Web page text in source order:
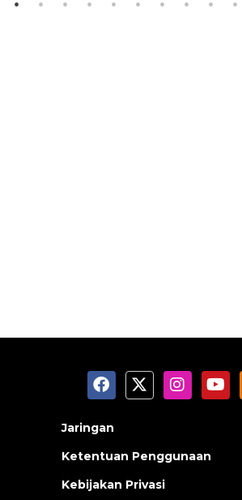
Jaringan
Ketentuan Penggunaan
Kebijakan Privasi